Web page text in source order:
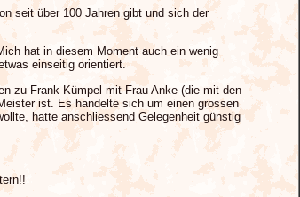
seit über 100 Jahren gibt und sich der
hat in diesem Moment auch ein wenig
einseitig orientiert.
zu Frank Kümpel mit Frau Anke (die mit den
ist. Es handelte sich um einen grossen
hatte anschliessend Gelegenheit günstig